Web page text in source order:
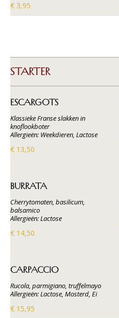
€ 3,95
STARTER
ESCARGOTS
Klassieke Franse slakken in
knoflookboter
Allergieën: Weekdieren, Lactose
€ 13,50
BURRATA
Cherrytomaten, basilicum,
balsamico
Allergieën: Lactose
€ 14,50
CARPACCIO
Rucola, parmigiano, truffelmayo
Allergieën: Lactose, Mosterd, Ei
€ 15,95